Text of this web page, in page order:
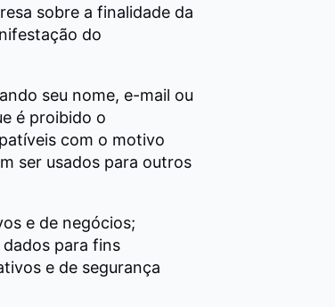
sobre a finalidade da
do
seu nome, e-mail ou
é proibido o
com o motivo
ser usados para outros
e de negócios;
para fins
e de segurança